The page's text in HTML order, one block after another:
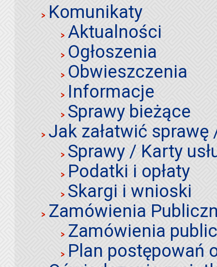
Komunikaty
Aktualności
Ogłoszenia
Obwieszczenia
Informacje
Sprawy bieżące
Jak załatwić sprawę
Sprawy / Karty
Podatki i opłaty
Skargi i wnioski
Zamówienia
Zamówienia
Plan postępowań